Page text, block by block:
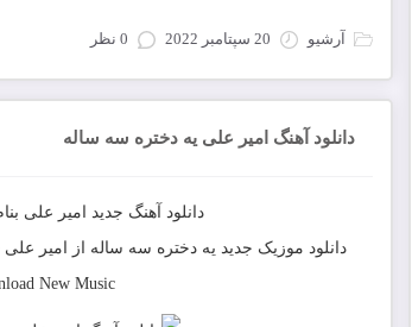
آرشیو 20 سپتامبر 2022 0 نظر
دانلود آهنگ امیر علی یه دختره سه ساله
دانلود آهنگ جدید امیر علی
دانلود موزیک جدید یه دختره سه ساله از امیر علی
New Music